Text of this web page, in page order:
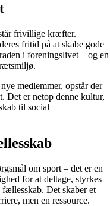
frivillige kræfter.
fritid på at skabe gode
i foreningslivet – og en
medlemmer, opstår der
Det er netop denne kultur,
til social
om sport – det er en
for at deltage, styrkes
Det skaber et
men en ressource.